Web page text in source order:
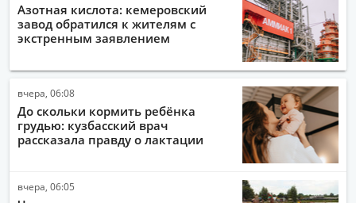
Азотная кислота: кемеровский
завод обратился к жителям с
экстренным заявлением
вчера, 06:08
До скольки кормить ребёнка
грудью: кузбасский врач
рассказала правду о лактации
вчера, 06:05